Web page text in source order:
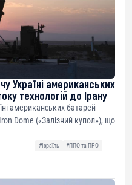
Україні американських
технологій до Ірану
американських батарей
Dome («Залізний купол»), що
#Ізраїль
#ППО та ПРО